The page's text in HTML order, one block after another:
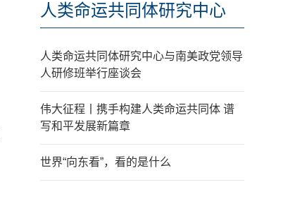
人类命运共同体研究中心
人类命运共同体研究中心与南美政党领导
人研修班举行座谈会
伟大征程丨携手构建人类命运共同体 谱
写和平发展新篇章
世界“向东看”，看的是什么